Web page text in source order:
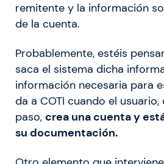
remitente y la información
de la cuenta.
Probablemente, estéis
saca el sistema dicha
información necesaria para
da a COTI cuando el
paso, crea una cuenta y
su documentación.